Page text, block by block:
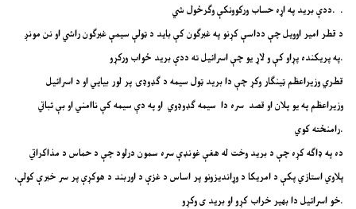
ددې برید په اړه حساب ورکوونکې وګرځول شي. .
په پریکنده پړاو کې و لاړ یو چې اسرائیل ته ددې برید ځواب ورکړو.
وزیراعظم په یو پلان او قصد سره دا سیمه ګډوډوي او په دې سیمه کې ناامني او بې ثباتي
رامنځته کوي.
ده په ډاګه کړه چې د برید وخت له هغې غونډې سره سمون درلود چې د حماس د مذاکراتي
پلاوي استازي پکې د امریکا د وړاندیزونو پر اساس د غزې د اوربند د هوکړې پر سر خبرې کولې،
خو اسرائیل دا بهیر خراب کړو او برید ی وکړو.